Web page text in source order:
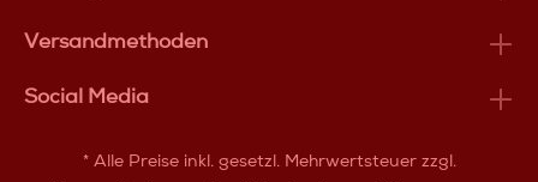
Versandmethoden
Social Media
* Alle Preise inkl. gesetzl. Mehrwertsteuer zzgl.